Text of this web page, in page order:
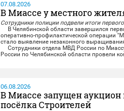
07.08.2026
В Миассе у местного
Сотрудники полиции подвели итоги
В Челябинской области завершился
оперативно-профилактической операции
стало выявление незаконного
Сотрудники отдела МВД России по
России по Челябинской области провели
06.08.2026
В Миассе запущен аукцион
посёлка Строителей